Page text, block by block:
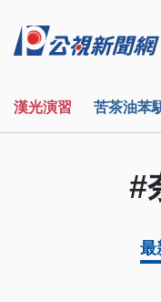
漢光演習 苦茶油苯
#
最